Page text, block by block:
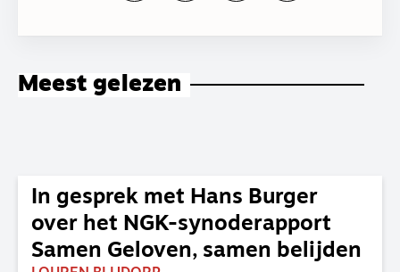
Meest gelezen
In gesprek met Hans Burger
over het NGK-synoderapport
Samen Geloven, samen belijden